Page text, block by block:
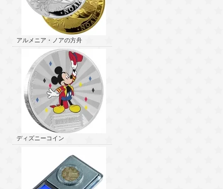
アルメニア・ノアの方舟
ディズニーコイン